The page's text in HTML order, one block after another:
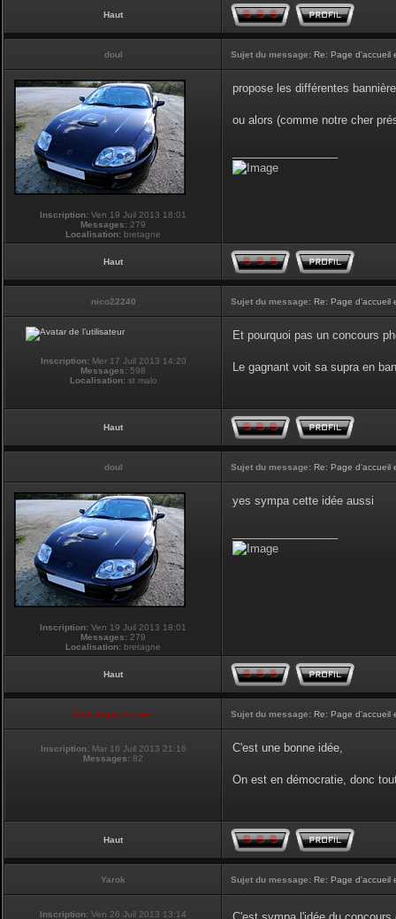
Haut
doul Sujet du message: Re: Page d'accueil
Inscription: Ven 19 Juil 2013 18:01
Messages: 279
Localisation: bretagne
propose les différentes
ou alors (comme notre cher
Haut
nico22240 Sujet du message: Re: Page d'accueil
Inscription:Mer 17 Juil 2013 14:20
Messages: 598
Localisation:st malo
Et pourquoi pas un concours
Le gagnant voit sa supra en
Haut
doul Sujet du message: Re: Page d'accueil
Inscription: Ven 19 Juil 2013 18:01
Messages: 279
Localisation: bretagne
yes sympa cette idée aussi
Haut
Club Supra France Sujet du message: Re: Page d'accueil
Inscription: Mar 16 Juil 2013 21:16
Messages: 82
C'est une bonne idée,
On est en démocratie, donc
Haut
Yarok Sujet du message: Re: Page d'accueil
Inscription: Ven 26 Juil 2013 13:14